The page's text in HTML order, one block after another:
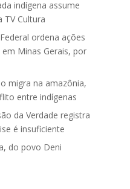
indígena assume
TV Cultura
ordena ações
Minas Gerais, por
migra na amazônia,
entre indígenas
da Verdade registra
é insuficiente
do povo Deni